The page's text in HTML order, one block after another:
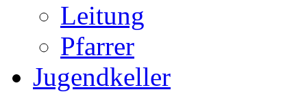
Leitung
Pfarrer
Jugendkeller